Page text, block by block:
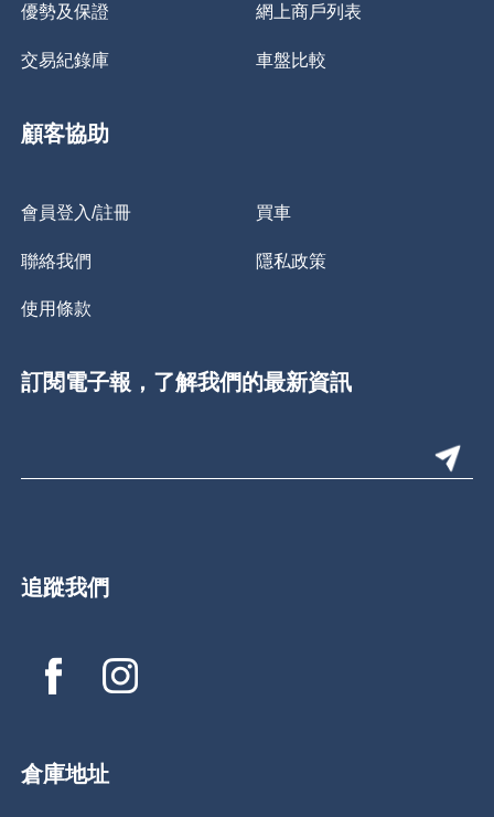
優勢及保證 網上商戶列表
交易紀錄庫 車盤比較
顧客協助
會員登入/註冊 買車
聯絡我們 隱私政策
使用條款
訂閱電子報，了解我們的最新資訊
追蹤我們
倉庫地址